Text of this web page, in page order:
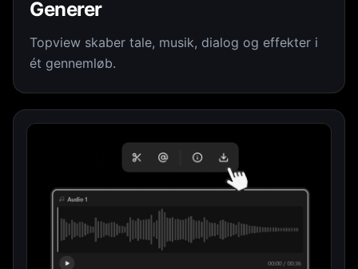
Generer
Topview skaber tale, musik, dialog og effekter i
ét gennemløb.